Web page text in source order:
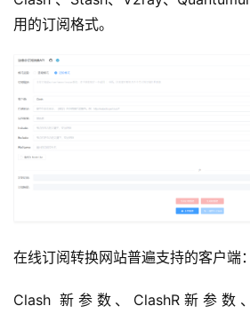
用的订阅格式。
在线订阅转换网站普遍支持的客户端：
Clash 新参数、ClashR新参数